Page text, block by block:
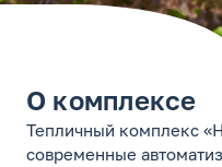
О комплексе
Тепличный комплекс
современные